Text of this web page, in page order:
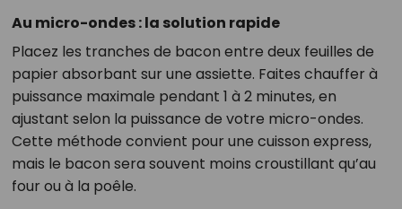
Au micro-ondes : la solution rapide
Placez les tranches de bacon entre deux feuilles de
papier absorbant sur une assiette. Faites chauffer à
puissance maximale pendant 1 à 2 minutes, en
ajustant selon la puissance de votre micro-ondes.
Cette méthode convient pour une cuisson express,
mais le bacon sera souvent moins croustillant qu’au
four ou à la poêle.